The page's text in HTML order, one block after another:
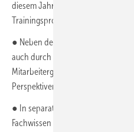
diesem Jahr abgelaufen. Deswegen
Trainingsprogramm entsprechende
● Neben den fachlich geprägten
auch durch
Mitarbeitergewinnung durch
Perspektiven von KI-Tools
● In separaten
Fachwissen vermittelt, um Projekte